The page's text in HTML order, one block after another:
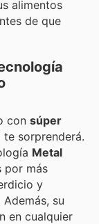
alimentos
de que
con súper
te sorprenderá.
Metal
por más
y
su
en cualquier